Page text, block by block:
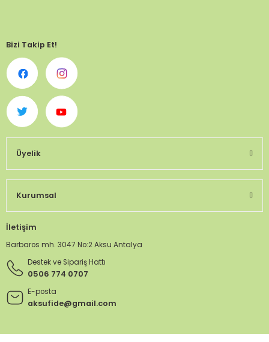
Bizi Takip Et!
Üyelik
Kurumsal
İletişim
Barbaros mh. 3047 No:2 Aksu Antalya
Destek ve Sipariş Hattı
0506 774 0707
E-posta
aksufide@gmail.com